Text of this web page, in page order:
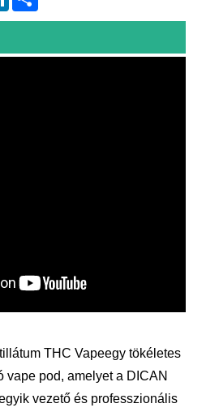
THC Vapeegy tökéletes
vape pod, amelyet a DICAN
vezető és professzionális